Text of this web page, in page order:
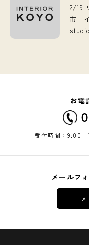
2/19
市
studio
お電
受付時間：9:00
メールフ